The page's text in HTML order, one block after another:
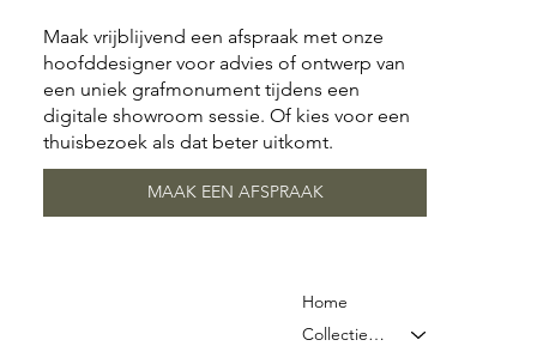
Home
Collectie & Prijzen
Maak vrijblijvend een afspraak met onze
hoofddesigner voor advies of ontwerp van
een uniek grafmonument tijdens een
digitale showroom sessie. Of kies voor een
thuisbezoek als dat beter uitkomt.
MAAK EEN AFSPRAAK